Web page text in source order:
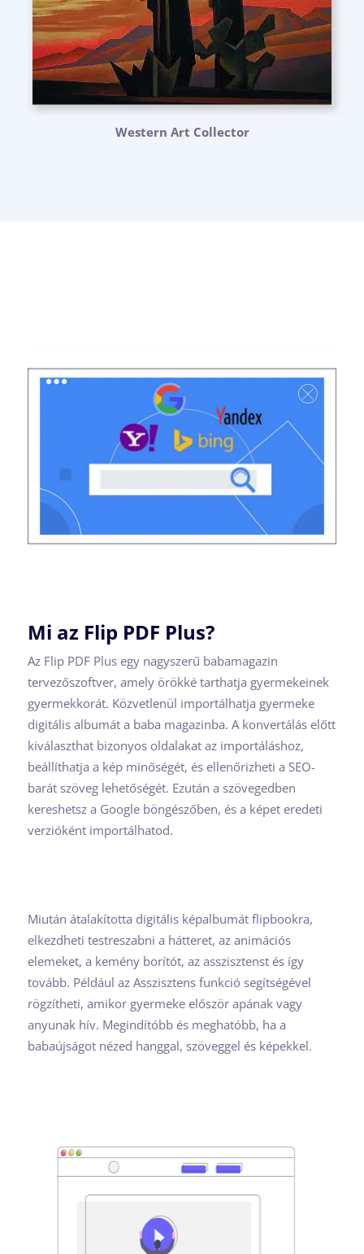
Western Art Collector
Mi az Flip PDF Plus?
Az Flip PDF Plus egy nagyszerű babamagazin
tervezőszoftver, amely örökké tarthatja gyermekeinek
gyermekkorát. Közvetlenül importálhatja gyermeke
digitális albumát a baba magazinba. A konvertálás előtt
kiválaszthat bizonyos oldalakat az importáláshoz,
beállíthatja a kép minőségét, és ellenőrizheti a SEO-
barát szöveg lehetőségét. Ezután a szövegedben
kereshetsz a Google böngészőben, és a képet eredeti
verzióként importálhatod.
Miután átalakította digitális képalbumát flipbookra,
elkezdheti testreszabni a hátteret, az animációs
elemeket, a kemény borítót, az asszisztenst és így
tovább. Például az Asszisztens funkció segítségével
rögzítheti, amikor gyermeke először apának vagy
anyunak hív. Megindítóbb és meghatóbb, ha a
babaújságot nézed hanggal, szöveggel és képekkel.